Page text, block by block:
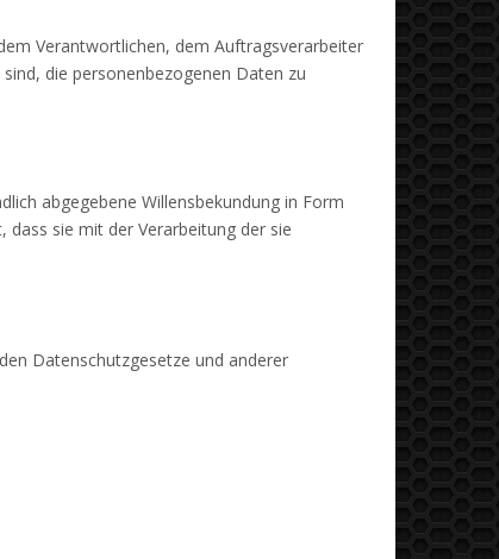
Verantwortlichen, dem Auftragsverarbeiter
die personenbezogenen Daten zu
abgegebene Willensbekundung in Form
sie mit der Verarbeitung der sie
Datenschutzgesetze und anderer